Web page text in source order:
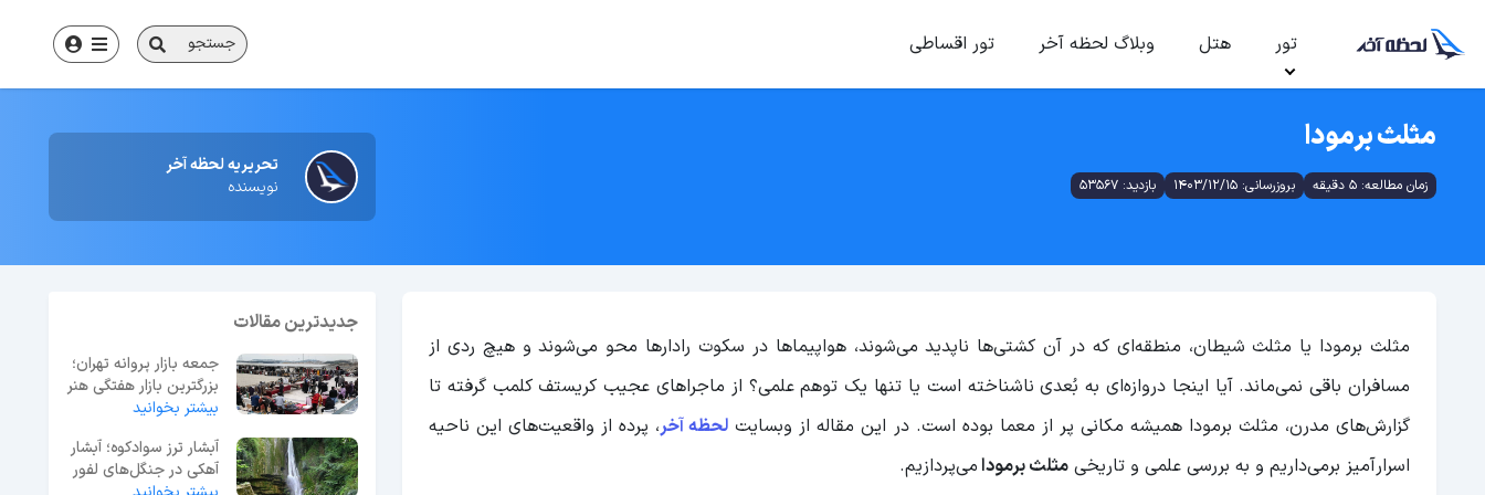
تور هتل وبلاگ لحظه آخر تور اقساطی جستجو
مثلث برمودا
زمان مطالعه: 5 دقیقه بروزرسانی: 1403/12/15 بازدید: 53567
تحریریه لحظه آخر
نویسنده
مثلث برمودا یا مثلث شیطان، منطقه‌ای که در آن کشتی‌ها ناپدید می‌شوند، هواپیماها در سکوت رادارها محو می‌شوند و هیچ ردی از
مسافران باقی نمی‌ماند. آیا اینجا دروازه‌ای به بُعدی ناشناخته است یا تنها یک توهم علمی؟ از ماجراهای عجیب کریستف کلمب گرفته تا
گزارش‌های مدرن، مثلث برمودا همیشه مکانی پر از معما بوده است. در این مقاله از وبسایت لحظه آخر، پرده از واقعیت‌های این ناحیه
اسرارآمیز برمی‌داریم و به بررسی علمی و تاریخی مثلث برمودامی‌پردازیم.
جدیدترین مقالات
جمعه بازار پروانه تهران؛
بزرگترین بازار هفتگی هنر
و نوستالژی
بیشتر بخوانید
آبشار ترز سوادکوه؛ آبشار
آهکی در جنگل‌های لفور